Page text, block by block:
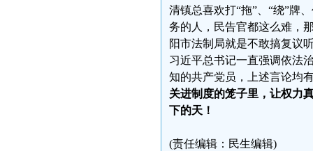
清镇总喜欢打“拖”、“绕”牌
务的人，民告官都这么难，
阳市法制局就是不敢搞复议
习近平总书记一直强调依法
知的共产党员，上述言论均
关进制度的笼子里，让权力
下的天！
(责任编辑：民生编辑)